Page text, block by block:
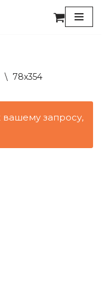
\ 78x354
вашему запросу,